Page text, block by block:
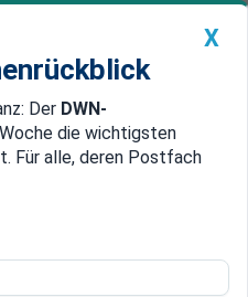
Geldanlage Premium
China
X
Der DWN-
die wichtigsten
Für alle, deren Postfach